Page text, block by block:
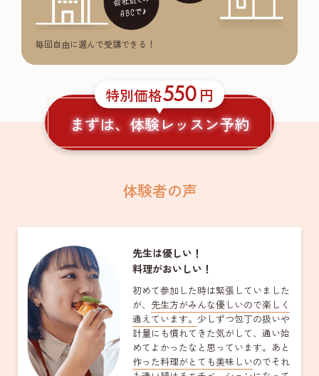
毎回自由に選んで受講できる！
特別価格550 円
まずは、体験レッスン予約
体験者の声
先生は優しい！
料理がおいしい！
初めて参加した時は緊張していました
が、 先生方がみんな優しいので楽しく
通えています。 少しずつ包丁の扱いや
計量にも慣れてきた気がして、通い始
めてよかったなと思っています。あと
作った料理がとても美味しいのでそれ